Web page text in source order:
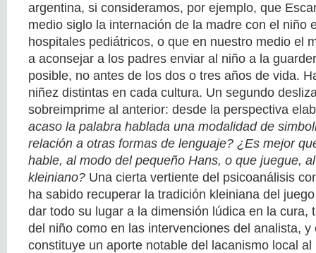
argentina, si consideramos, por ejemplo, que
medio siglo la internación de la madre con el niño
hospitales pediátricos, o que en nuestro medio el
a aconsejar a los padres enviar al niño a la
posible, no antes de los dos o tres años de vida.
niñez distintas en cada cultura. Un segundo
sobreimprime al anterior: desde la perspectiva
acaso la palabra hablada una modalidad de
relación a otras formas de lenguaje? ¿Es mejor
hable, al modo del pequeño Hans, o que juegue,
kleiniano? Una cierta vertiente del psicoanálisis
ha sabido recuperar la tradición kleiniana del
dar todo su lugar a la dimensión lúdica en la cura,
del niño como en las intervenciones del analista, y
constituye un aporte notable del lacanismo local